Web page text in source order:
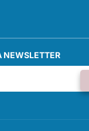
NEWSLETTER